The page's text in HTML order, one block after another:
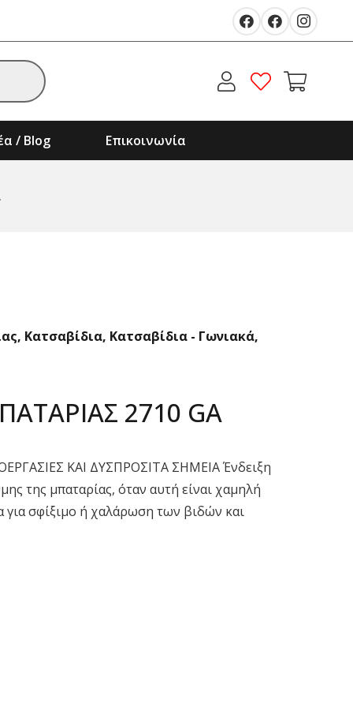
/ Blog Επικοινωνία
, Κατσαβίδια, Κατσαβίδια - Γωνιακά,
2710 GA
ΚΑΙ ΔΥΣΠΡΟΣΙΤΑ ΣΗΜΕΙΑ Ένδειξη
της μπαταρίας, όταν αυτή είναι χαμηλή
για σφίξιμο ή χαλάρωση των βιδών και